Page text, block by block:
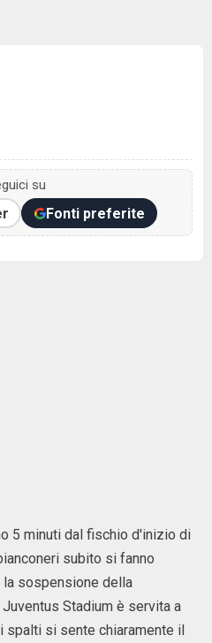
su
Fonti preferite
5 minuti dal fischio d'inizio di
subito si fanno
la sospensione della
Stadium è servita a
spalti si sente chiaramente il